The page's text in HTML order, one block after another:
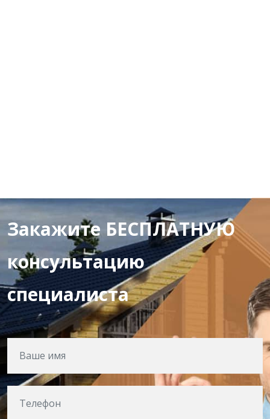
Закажите БЕСПЛАТНУЮ
консультацию
специалиста